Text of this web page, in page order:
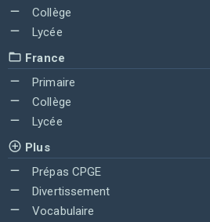
Collège
Lycée
France
Primaire
Collège
Lycée
Plus
Prépas CPGE
Divertissement
Vocabulaire